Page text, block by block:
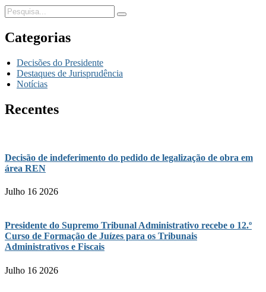
Categorias
Decisões do Presidente
Destaques de Jurisprudência
Notícias
Recentes
Decisão de indeferimento do pedido de legalização de obra em
área REN
Julho 16 2026
Presidente do Supremo Tribunal Administrativo recebe o 12.º
Curso de Formação de Juízes para os Tribunais
Administrativos e Fiscais
Julho 16 2026